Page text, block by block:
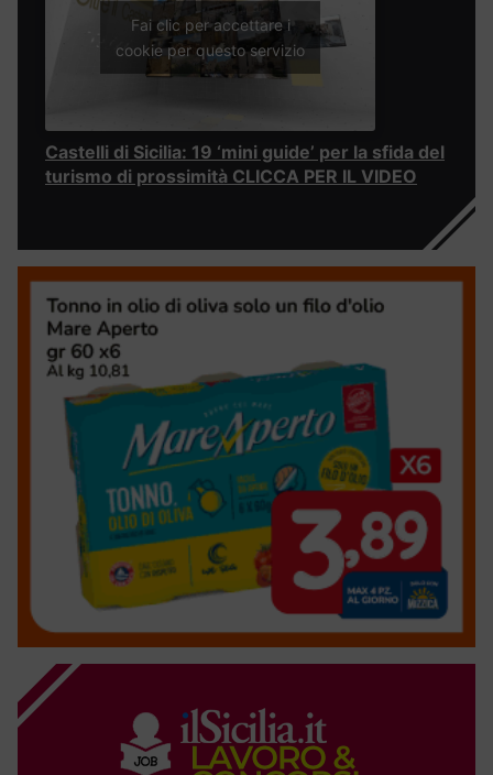
Fai clic per accettare i
cookie per questo servizio
Castelli di Sicilia: 19 ‘mini guide’ per la sfida del
turismo di prossimità CLICCA PER IL VIDEO